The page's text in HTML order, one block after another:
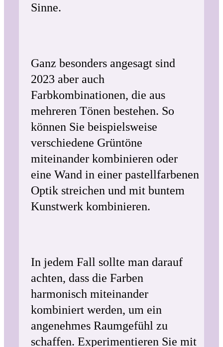
Sinne.
Ganz besonders angesagt sind
2023 aber auch
Farbkombinationen, die aus
mehreren Tönen bestehen. So
können Sie beispielsweise
verschiedene Grüntöne
miteinander kombinieren oder
eine Wand in einer pastellfarbenen
Optik streichen und mit buntem
Kunstwerk kombinieren.
In jedem Fall sollte man darauf
achten, dass die Farben
harmonisch miteinander
kombiniert werden, um ein
angenehmes Raumgefühl zu
schaffen. Experimentieren Sie mit